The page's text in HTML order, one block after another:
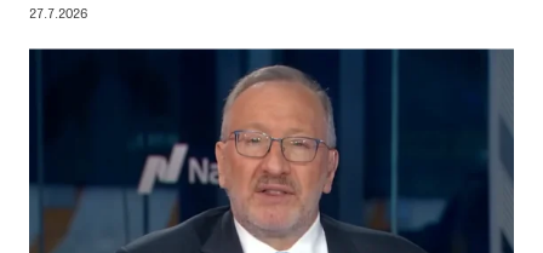
27.7.2026